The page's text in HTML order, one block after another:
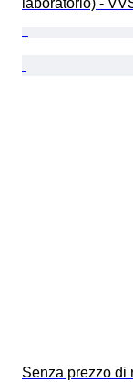
laboratorio) -
Senza prezzo di